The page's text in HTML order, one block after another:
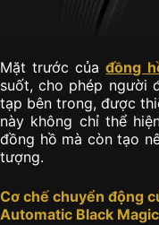
Mặt trước củađồng
suốt, cho phép người
tạp bên trong, được
này không chỉ thể
đồng hồ mà còn tạo
tượng.
Cơ chế chuyển động
Automatic Black